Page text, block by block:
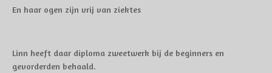
En haar ogen zijn vrij van ziektes
Linn heeft daar diploma zweetwerk bij de beginners en
gevorderden behaald.